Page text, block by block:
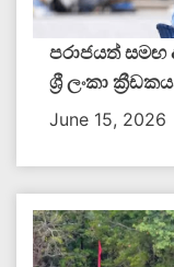
පරාජයත්
ශ්‍රී ලංකා
June 15, 2026